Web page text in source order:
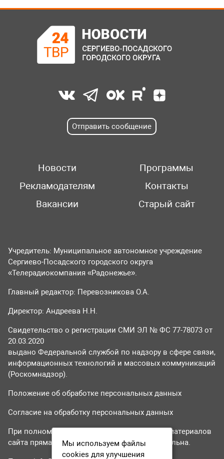
Отправить сообщение
Новости
Программы
Рекламодателям
Контакты
Вакансии
Старый сайт
Учредитель: Муниципальное автономное учреждение
Сергиево-Посадского городского округа
«Телерадиокомпания «Радонежье».
Главный редактор: Перевозникова О.А.
Директор: Андреева Н.Н.
Свидетельство о регистрации СМИ ЭЛ № ФС 77-78073 от
20.03.2020
выдано Федеральной службой по надзору в сфере связи,
информационных технологий и массовых коммуникаций
(Роскомнадзор).
Положение об обработке персональных данных
Согласие на обработку персональных данных
При полном или частичном использовании материалов
сайта прямая гиперссылка на tvr24.tv обязательна.
Мы используем файлы
cookies для улучшения